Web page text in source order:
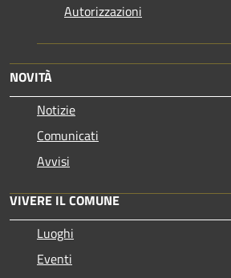
Autorizzazioni
NOVITÀ
Notizie
Comunicati
Avvisi
VIVERE IL COMUNE
Luoghi
Eventi